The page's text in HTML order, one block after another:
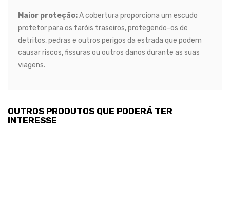
Maior proteção:A cobertura proporciona um escudo
protetor para os faróis traseiros, protegendo-os de
detritos, pedras e outros perigos da estrada que podem
causar riscos, fissuras ou outros danos durante as suas
viagens.
OUTROS PRODUTOS QUE PODERÁ TER
INTERESSE